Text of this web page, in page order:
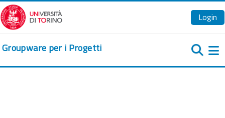
Zum Hauptinhalt
Login
Groupware per i Progetti